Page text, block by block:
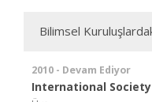
Bilimsel
2010 - Devam Ediyor
International